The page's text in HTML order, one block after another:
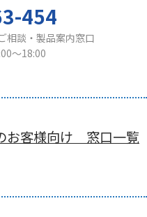
454
相談・製品案内窓口
〜18:00
お客様向け 窓口一覧